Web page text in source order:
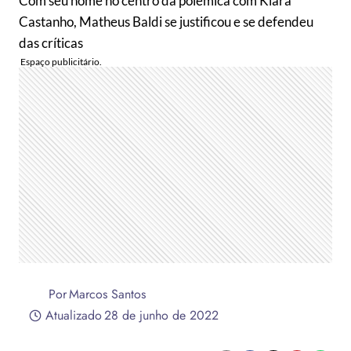
Castanho, Matheus Baldi se justificou e se defendeu
das críticas
PorMarcos Santos
Atualizado28 de junho de 2022